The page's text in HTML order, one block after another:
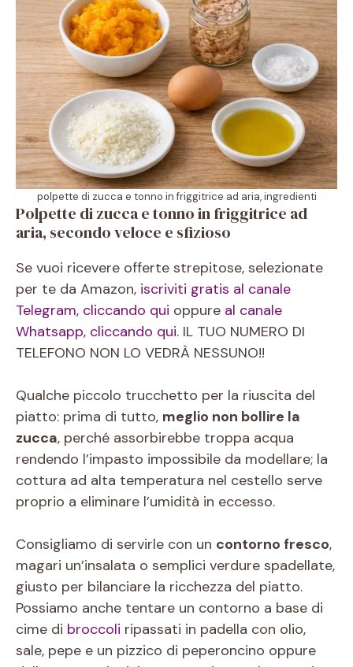
polpette di zucca e tonno in friggitrice ad aria, ingredienti
Polpette di zucca e tonno in friggitrice ad
aria, secondo veloce e sfizioso
Se vuoi ricevere offerte strepitose, selezionate
per te da Amazon, iscriviti gratis al canale
Telegram, cliccando qui oppure al canale
Whatsapp, cliccando qui. IL TUO NUMERO DI
TELEFONO NON LO VEDRÀ NESSUNO!!
Qualche piccolo trucchetto per la riuscita del
piatto: prima di tutto, meglio non bollire la
zucca, perché assorbirebbe troppa acqua
rendendo l’impasto impossibile da modellare; la
cottura ad alta temperatura nel cestello serve
proprio a eliminare l’umidità in eccesso.
Consigliamo di servirle con un contorno fresco,
magari un’insalata o semplici verdure spadellate,
giusto per bilanciare la ricchezza del piatto.
Possiamo anche tentare un contorno a base di
cime di broccoli ripassati in padella con olio,
sale, pepe e un pizzico di peperoncino oppure